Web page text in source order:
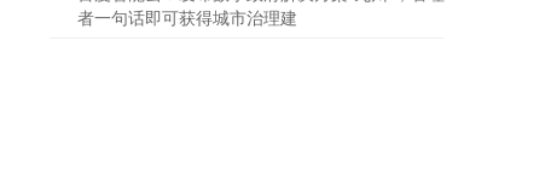
者一句话即可获得城市治理建